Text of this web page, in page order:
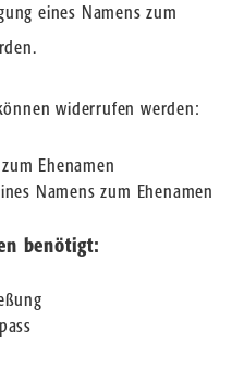
eines Namens zum
widerrufen werden:
Ehenamen
Namens zum Ehenamen
benötigt: